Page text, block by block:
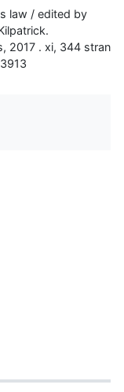
law / edited by
2017 . xi, 344 stran